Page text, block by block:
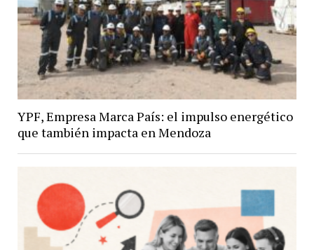
YPF, Empresa Marca País: el impulso energético
que también impacta en Mendoza